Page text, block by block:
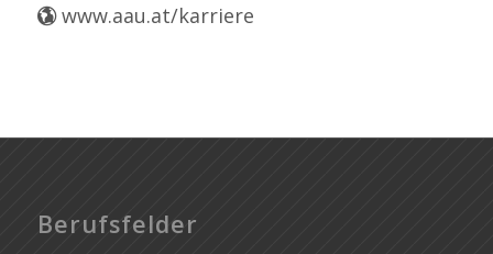
www.aau.at/karriere
Berufsfelder